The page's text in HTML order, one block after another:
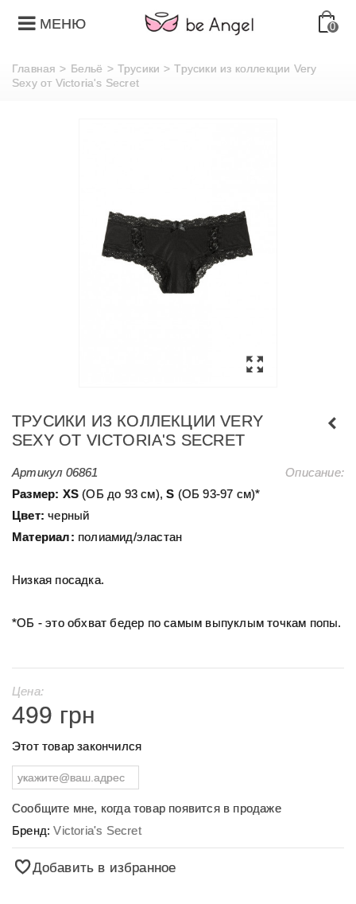
МЕНЮ 0
Главная > Бельё > Трусики > Трусики из коллекции Very
Sexy от Victoria's Secret
ТРУСИКИ ИЗ КОЛЛЕКЦИИ VERY
SEXY ОТ VICTORIA'S SECRET
Артикул 06861
Описание:
Размер: ХS (ОБ до 93 см),S (ОБ 93-97 см)*
Цвет:черный
Материал: полиамид/эластан
Низкая посадка.
*ОБ - это обхват бедер по самым выпуклым точкам попы.
Цена:
499 грн
Этот товар закончился
Сообщите мне, когда товар появится в продаже
Бренд:Victoria's Secret
Добавить в избранное